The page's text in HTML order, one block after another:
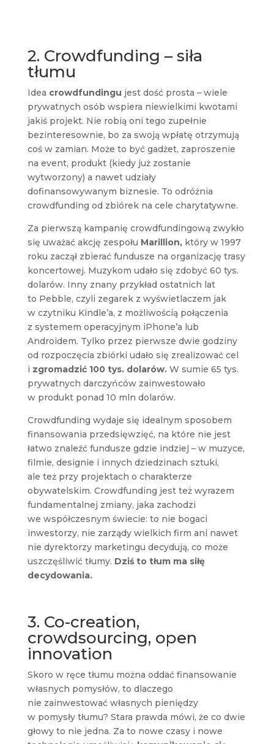
2. Crowdfunding – siła
tłumu
Idea crowdfundingu jest dość prosta – wiele
prywatnych osób wspiera niewielkimi kwotami
jakiś projekt. Nie robią oni tego zupełnie
bezinteresownie, bo za swoją wpłatę otrzymują
coś w zamian. Może to być gadżet, zaproszenie
na event, produkt (kiedy już zostanie
wytworzony) a nawet udziały
dofinansowywanym biznesie. To odróżnia
crowdfunding od zbiórek na cele charytatywne.
Za pierwszą kampanię crowdfundingową zwykło
się uważać akcję zespołu Marillion, który w 1997
roku zaczął zbierać fundusze na organizację trasy
koncertowej. Muzykom udało się zdobyć 60 tys.
dolarów. Inny znany przykład ostatnich lat
to Pebble, czyli zegarek z wyświetlaczem jak
w czytniku Kindle’a, z możliwością połączenia
z systemem operacyjnym iPhone’a lub
Androidem. Tylko przez pierwsze dwie godziny
od rozpoczęcia zbiórki udało się zrealizować cel
i zgromadzić 100 tys. dolarów.W sumie 65 tys.
prywatnych darczyńców zainwestowało
w produkt ponad 10 mln dolarów.
Crowdfunding wydaje się idealnym sposobem
finansowania przedsięwzięć, na które nie jest
łatwo znaleźć fundusze gdzie indziej – w muzyce,
filmie, designie i innych dziedzinach sztuki,
ale też przy projektach o charakterze
obywatelskim. Crowdfunding jest też wyrazem
fundamentalnej zmiany, jaka zachodzi
we współczesnym świecie: to nie bogaci
inwestorzy, nie zarządy wielkich firm ani nawet
nie dyrektorzy marketingu decydują, co może
uszczęśliwić tłumy. Dziś to tłum ma siłę
decydowania.
3. Co-creation,
crowdsourcing, open
innovation
Skoro w ręce tłumu można oddać finansowanie
własnych pomysłów, to dlaczego
nie zainwestować własnych pieniędzy
w pomysły tłumu? Stara prawda mówi, że co dwie
głowy to nie jedna. Za to nowe czasy i nowe